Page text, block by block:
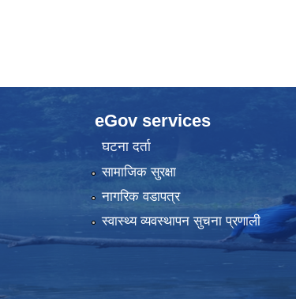
eGov services
घटना दर्ता
सामाजिक सुरक्षा
नागरिक वडापत्र
स्वास्थ्य व्यवस्थापन सुचना प्रणाली